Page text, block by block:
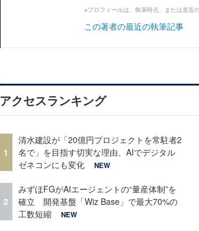
※プロフィールは、執筆時点、または直近
この著者の最近の執筆記事
アクセスランキング
1
清水建設が「20億円プロジェクトを常駐者2
名で」を目指す切実な理由、AIでデジタル
ゼネコンにも変化
NEW
2
みずほFGがAIエージェントの“量産体制”を
確立 開発基盤「Wiz Base」で最大70%の
工数短縮
NEW